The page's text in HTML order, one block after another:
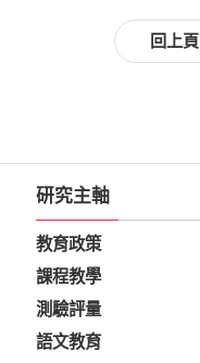
回上頁
研究主軸
教育政策
課程教學
測驗評量
語文教育